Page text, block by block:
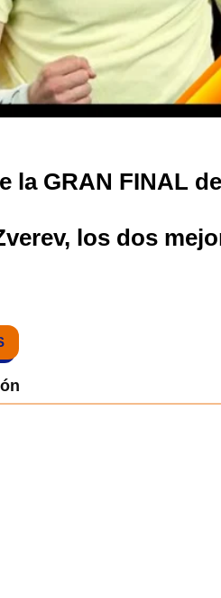
la GRAN FINAL
los dos